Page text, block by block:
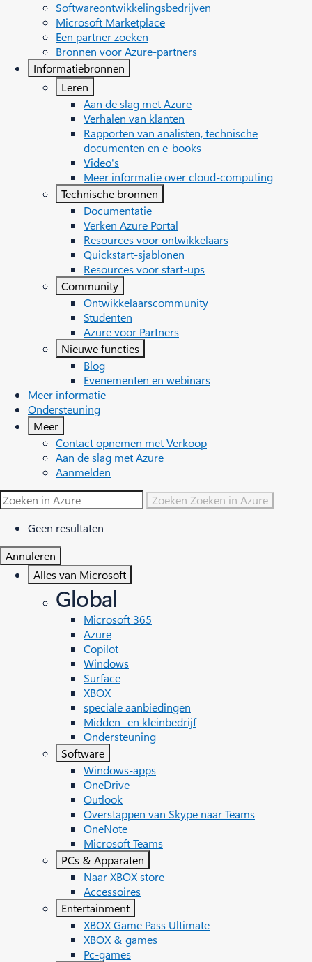
Softwareontwikkelingsbedrijven
Microsoft Marketplace
Een partner zoeken
Bronnen voor Azure-partners
Informatiebronnen
Leren
Aan de slag met Azure
Verhalen van klanten
Rapporten van analisten, technische
documenten en e-books
Video's
Meer informatie over cloud-computing
Technische bronnen
Documentatie
Verken Azure Portal
Resources voor ontwikkelaars
Quickstart-sjablonen
Resources voor start-ups
Community
Ontwikkelaarscommunity
Studenten
Azure voor Partners
Nieuwe functies
Blog
Evenementen en webinars
Meer informatie
Ondersteuning
Meer
Contact opnemen met Verkoop
Aan de slag met Azure
Aanmelden
Zoeken Zoeken in Azure
Geen resultaten
Annuleren
Alles van Microsoft
Global
Microsoft 365
Azure
Copilot
Windows
Surface
XBOX
speciale aanbiedingen
Midden- en kleinbedrijf
Ondersteuning
Software
Windows-apps
OneDrive
Outlook
Overstappen van Skype naar Teams
OneNote
Microsoft Teams
PCs & Apparaten
Naar XBOX store
Accessoires
Entertainment
XBOX Game Pass Ultimate
XBOX & games
Pc-games